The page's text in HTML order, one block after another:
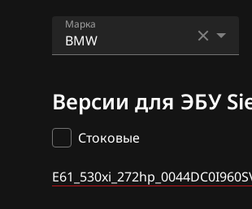
Марка
Alfa Romeo
ATLAS
Audi
Версии для ЭБУ
Стоковые